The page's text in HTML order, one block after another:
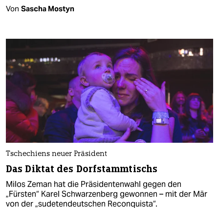
Von Sascha Mostyn
Tschechiens neuer Präsident
Das Diktat des Dorfstammtischs
Milos Zeman hat die Präsidentenwahl gegen den
„Fürsten“ Karel Schwarzenberg gewonnen – mit der Mär
von der „sudetendeutschen Reconquista“.